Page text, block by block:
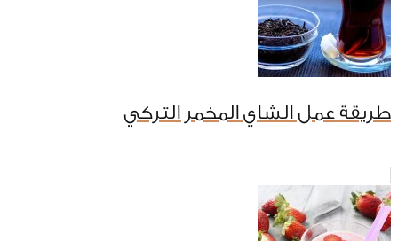
طريقة عمل الشاي المخمر التركي